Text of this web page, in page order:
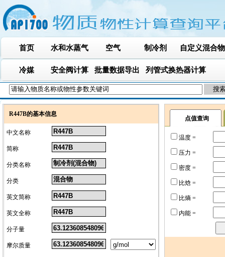
首页 水和水蒸气 空气 制冷剂 自定义混合物
冷媒 安全阀计算 批量数据导出 列管式换热器计算
R447B的基本信息
中文名称
简称
分类名称
分类
英文简称
英文全称
分子量
摩尔质量
点值查询
温度 =
压力 =
密度 =
比焓 =
比熵 =
内能 =